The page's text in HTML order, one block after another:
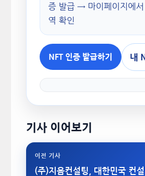
증 발급 → 마이페이지에서
역 확인
NFT 인증 발급하기 내
기사 이어보기
이전 기사
(주)지음컨설팅, 대한민국 컨